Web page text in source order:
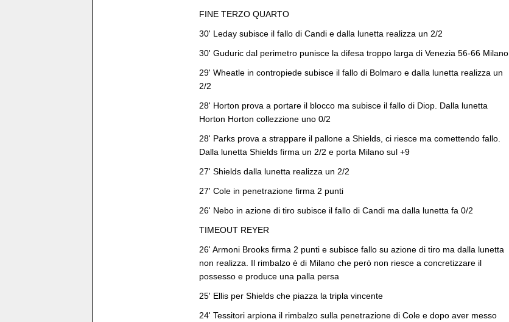
FINE TERZO QUARTO
30' Leday subisce il fallo di Candi e dalla lunetta realizza un 2/2
30' Guduric dal perimetro punisce la difesa troppo larga di Venezia 56-66 Milano
29' Wheatle in contropiede subisce il fallo di Bolmaro e dalla lunetta realizza un
2/2
28' Horton prova a portare il blocco ma subisce il fallo di Diop. Dalla lunetta
Horton Horton collezzione uno 0/2
28' Parks prova a strappare il pallone a Shields, ci riesce ma comettendo fallo.
Dalla lunetta Shields firma un 2/2 e porta Milano sul +9
27' Shields dalla lunetta realizza un 2/2
27' Cole in penetrazione firma 2 punti
26' Nebo in azione di tiro subisce il fallo di Candi ma dalla lunetta fa 0/2
TIMEOUT REYER
26' Armoni Brooks firma 2 punti e subisce fallo su azione di tiro ma dalla lunetta
non realizza. Il rimbalzo è di Milano che però non riesce a concretizzare il
possesso e produce una palla persa
25' Ellis per Shields che piazza la tripla vincente
24' Tessitori arpiona il rimbalzo sulla penetrazione di Cole e dopo aver messo